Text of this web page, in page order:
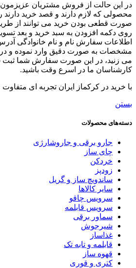
در این حالت از فروش مشتریان عزیزمون
محصولی که لازم دارند و قصد خرید دارند
صورت قطعی بودن خرید می توانند از
روی دکمه افزودن به سبد خرید و بعد
اطلاعات سفارش نام و نام خانوادگی
مشخصات به صورت دقیق وارد نموده و در
می زنید، در این صورت سفارش شما
کارشناسان ما در اسرع وقت باشید.
با خرید در کرکماز ایران تجربه ای
بستن
دسته‌های محصولات
جارو برقی و جاروشارژی
چای ساز
خردکن
زودپز
ساندویچ ساز و گریل
سایر کالاها
سرویس چاقو
سرویس قابلمه
سماور برقی
شیرجوش
غذاساز
قابلمه و تابه تک
قهوه ساز
کتری و قوری